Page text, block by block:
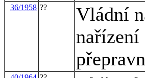
36/1958 ??
Vládní
nařízení